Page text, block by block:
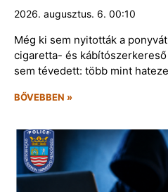
2026. augusztus. 6. 00:10
Még ki sem nyitották a
cigaretta- és
sem tévedett: több mint
BŐVEBBEN »